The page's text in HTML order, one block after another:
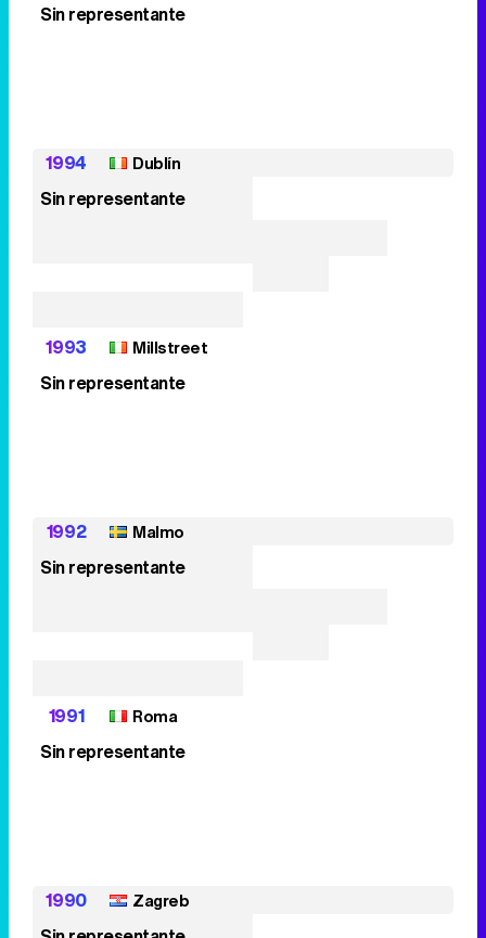
Sin representante
1994 Dublín
Sin representante
1993 Millstreet
Sin representante
1992 Malmo
Sin representante
1991 Roma
Sin representante
1990 Zagreb